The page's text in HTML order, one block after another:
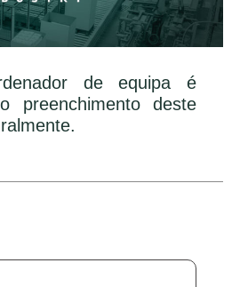
de equipa é
preenchimento deste